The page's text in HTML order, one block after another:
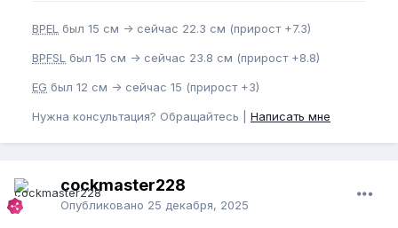
BPEL был 15 см -> сейчас 22.3 см (прирост +7.3)
BPFSL был 15 см -> сейчас 23.8 см (прирост +8.8)
EG был 12 см -> сейчас 15 (прирост +3)
Нужна консультация? Обращайтесь | Написать мне
cockmaster228
Опубликовано 25 декабря, 2025